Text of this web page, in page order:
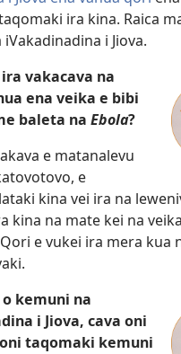
ira kina. Raica
i Jiova.
vakacava na
ena veika e bibi
baleta na Ebola?
e matanalevu
e
kina vei ira na
kina na mate kei na
e vukei ira mera kua
kemuni na
i Jiova, cava oni
taqomaki kemuni